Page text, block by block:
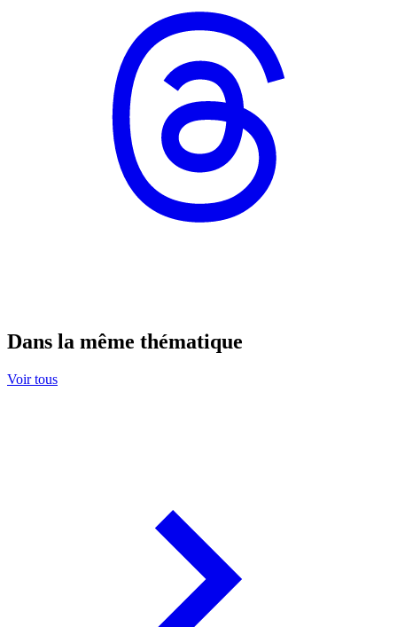
Dans la même thématique
Voir tous